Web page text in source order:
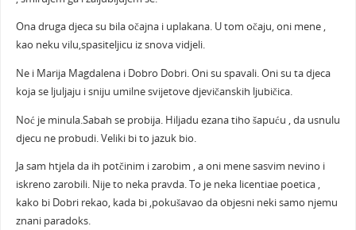
Ona druga djeca su bila očajna i uplakana. U tom očaju, oni mene ,
kao neku vilu,spasiteljicu iz snova vidjeli.
Ne i Marija Magdalena i Dobro Dobri. Oni su spavali. Oni su ta djeca
koja se ljuljaju i sniju umilne svijetove djevičanskih ljubičica.
Noć je minula.Sabah se probija. Hiljadu ezana tiho šapuću , da usnulu
djecu ne probudi. Veliki bi to jazuk bio.
Ja sam htjela da ih potčinim i zarobim , a oni mene sasvim nevino i
iskreno zarobili. Nije to neka pravda. To je neka licentiae poetica ,
kako bi Dobri rekao, kada bi ,pokušavao da objesni neki samo njemu
znani paradoks.